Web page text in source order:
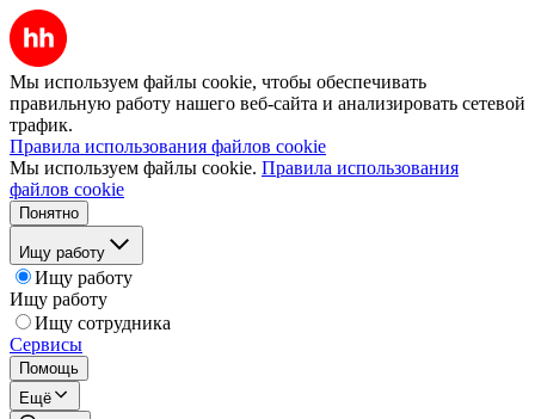
Мы используем файлы cookie, чтобы обеспечивать
правильную работу нашего веб-сайта и анализировать сетевой
трафик.
Правила использования файлов cookie
Мы используем файлы cookie. Правила использования
файлов cookie
Понятно
Ищу работу
Ищу работу
Ищу работу
Ищу сотрудника
Сервисы
Помощь
Ещё